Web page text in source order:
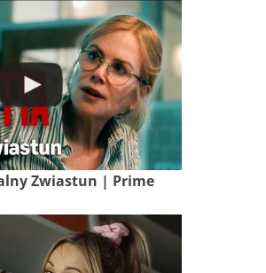
Zwiastun | Prime